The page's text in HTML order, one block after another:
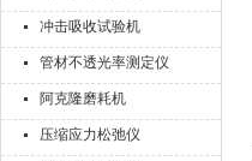
冲击吸收试验机
管材不透光率测定仪
阿克隆磨耗机
压缩应力松弛仪